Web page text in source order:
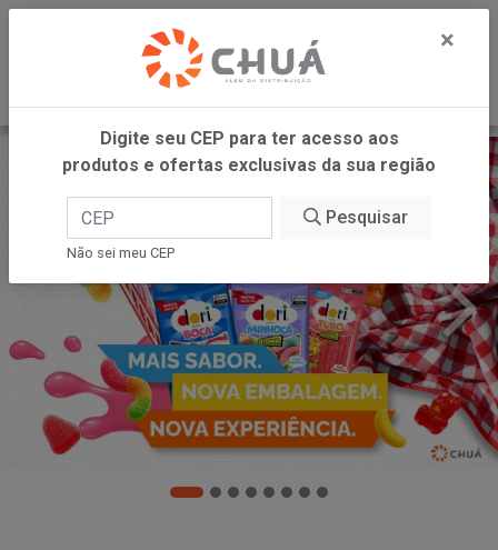
×
Digite seu CEP para ter acesso aos
produtos e ofertas exclusivas da sua região
Pesquisar
Não sei meu CEP